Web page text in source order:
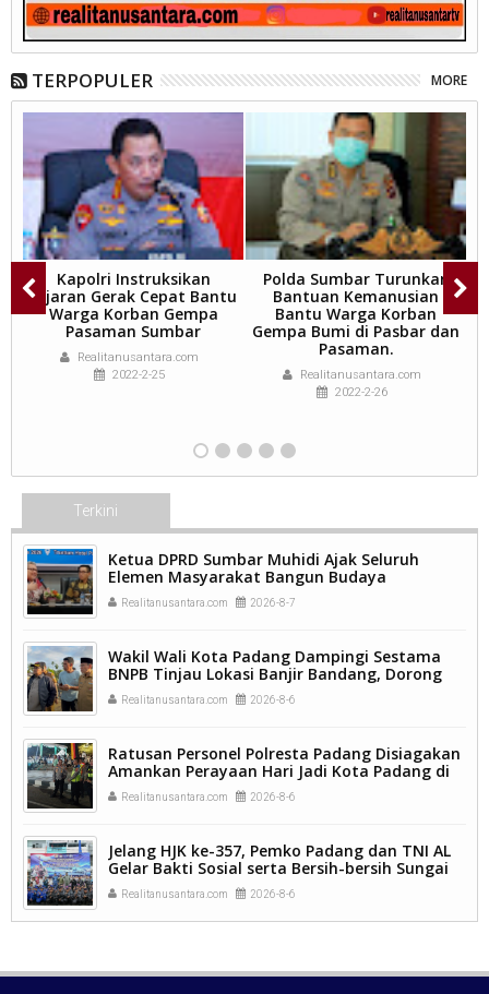
TERPOPULER MORE
Kapolri Instruksikan
Jajaran Gerak Cepat Bantu
Warga Korban Gempa
Pasaman Sumbar
Realitanusantara.com
2022-2-25
Polda Sumbar Turunkan
Bantuan Kemanusian
Bantu Warga Korban
Gempa Bumi di Pasbar dan
Pasaman.
Realitanusantara.com
2022-2-26
Terkini
Ketua DPRD Sumbar Muhidi Ajak Seluruh
Elemen Masyarakat Bangun Budaya
Kewaspadaan Dini Demi Menjaga Kamtibmas.
Realitanusantara.com 2026-8-7
Wakil Wali Kota Padang Dampingi Sestama
BNPB Tinjau Lokasi Banjir Bandang, Dorong
Percepatan Penanganan Pascabencana.
Realitanusantara.com 2026-8-6
Ratusan Personel Polresta Padang Disiagakan
Amankan Perayaan Hari Jadi Kota Padang di
Kawasan Pantai Padang.
Realitanusantara.com 2026-8-6
Jelang HJK ke-357, Pemko Padang dan TNI AL
Gelar Bakti Sosial serta Bersih-bersih Sungai
Batang Arau.
Realitanusantara.com 2026-8-6